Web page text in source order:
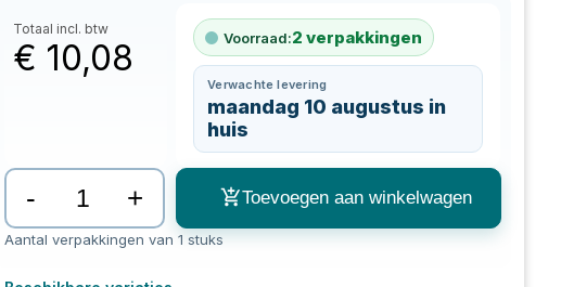
Totaal incl. btw
€ 10,08 Voorraad:2 verpakkingen
Verwachte levering
maandag 10 augustus in
huis
- + Toevoegen aan winkelwagen
Aantal verpakkingen van 1 stuks